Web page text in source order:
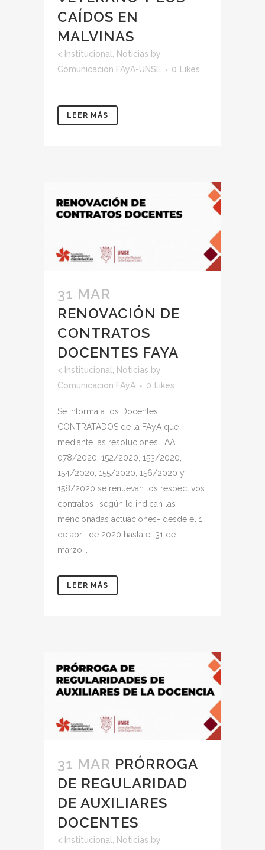
CAÍDOS EN
MALVINAS
< Institucional Noticias by
Comunicación FAyA-UNSE
0 Likes
LEER MÁS
31 MAR
RENOVACIÓN DE
CONTRATOS
DOCENTES FAYA
< Institucional Noticias by
Comunicación FAyA
0 Likes
Se informa a los Docentes
CONTRATADOS de la FAyA que
mediante las resoluciones FAA
078/2020, 152/2020, 153/2020,
154/2020, 155/2020, 156/2020 y
158/2020 se renuevan los respectivos
contratos -según lo indican las
mencionadas actuaciones- desde el 1
de abril de 2020 hasta el 31 de
marzo...
LEER MÁS
31 MAR PRÓRROGA
DE REGULARIDAD
DE AUXILIARES
DOCENTES
< Institucional Noticias by